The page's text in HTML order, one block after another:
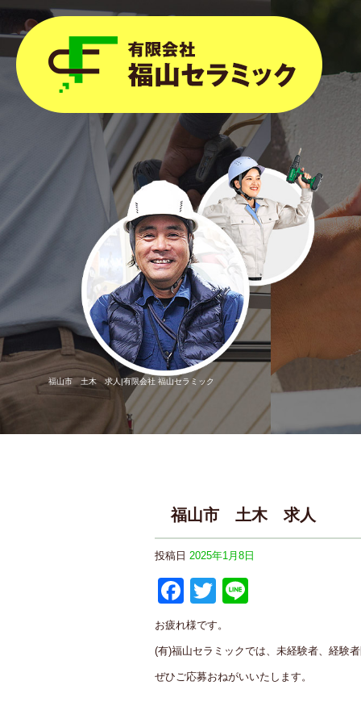
福山市 土木 求人|有限会社 福山セラミック
福山市 土木 求人
投稿日 2025年1月8日
F
a
c
e
T
wi
tt
er
e
お疲れ様です。
(有)福山セラミックでは、未経験者、経験
ぜひご応募おねがいいたします。